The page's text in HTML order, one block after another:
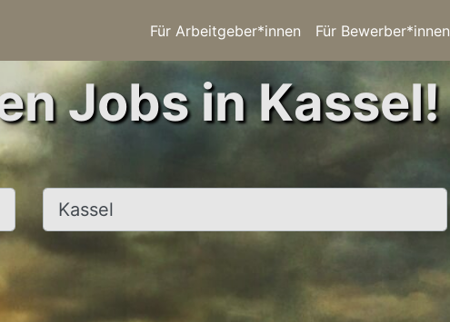
Für Arbeitgeber*innen Für Bewerber*innen
Jobs in Kassel!
Ort, Stadt